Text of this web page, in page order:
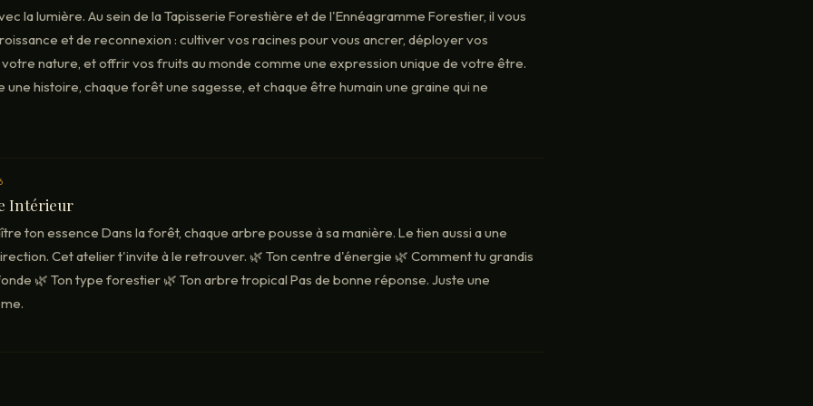
la lumière. Au sein de la Tapisserie Forestière et de l'Ennéagramme Forestier, il vous
et de reconnexion : cultiver vos racines pour vous ancrer, déployer vos
nature, et offrir vos fruits au monde comme une expression unique de votre être.
histoire, chaque forêt une sagesse, et chaque être humain une graine qui ne
Intérieur
ton essence Dans la forêt, chaque arbre pousse à sa manière. Le tien aussi a une
Cet atelier t'invite à le retrouver. 🌿 Ton centre d'énergie 🌿 Comment tu grandis
🌿 Ton type forestier 🌿 Ton arbre tropical Pas de bonne réponse. Juste une